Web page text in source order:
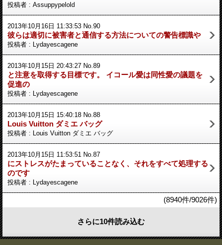
投稿者 : Assuppypelold
2013年10月16日 11:33:53 No.90
彼らは適切に被害者と通信する方法についての警告標識や
投稿者 : Lydayescagene
2013年10月15日 20:43:27 No.89
と注意を取得する目標です。 イコール愛は同性愛の議題を
促進の
投稿者 : Lydayescagene
2013年10月15日 15:40:18 No.88
Louis Vuitton ダミエ バッグ
投稿者 : Louis Vuitton ダミエ バッグ
2013年10月15日 11:53:51 No.87
にストレスがたまっていることなく、それをすべて処理する
のです
投稿者 : Lydayescagene
(8940件/9026件)
さらに10件読み込む